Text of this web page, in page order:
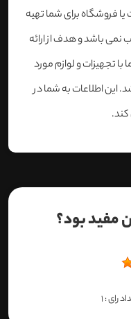
فروشگاه برای شما تهیه
نمی باشد و هدف از ارائه
تجهیزات و لوازم مورد
این اطلاعات به شما در
مفید بود؟
رای :1